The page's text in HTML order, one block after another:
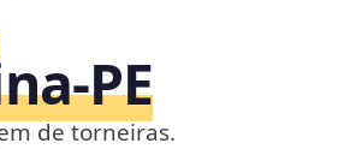
de torneiras.